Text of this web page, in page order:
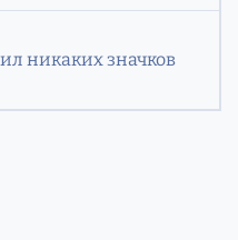
никаких значков